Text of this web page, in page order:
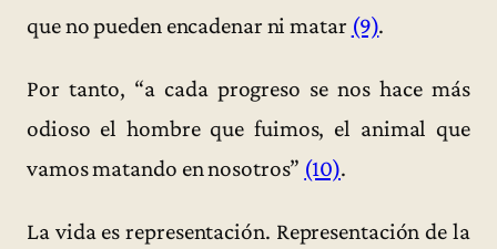
que no pueden encadenar ni matar (9).
Por tanto, “a cada progreso se nos hace más
odioso el hombre que fuimos, el animal que
vamos matando en nosotros” (10).
La vida es representación. Representación de la